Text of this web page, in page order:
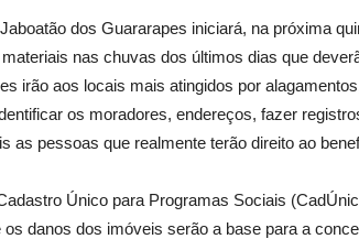
dos Guararapes iniciará, na próxima
nas chuvas dos últimos dias que
irão aos locais mais atingidos por
os moradores, endereços, fazer
as pessoas que realmente terão direito ao
Único para Programas Sociais
os danos dos imóveis serão a base para a